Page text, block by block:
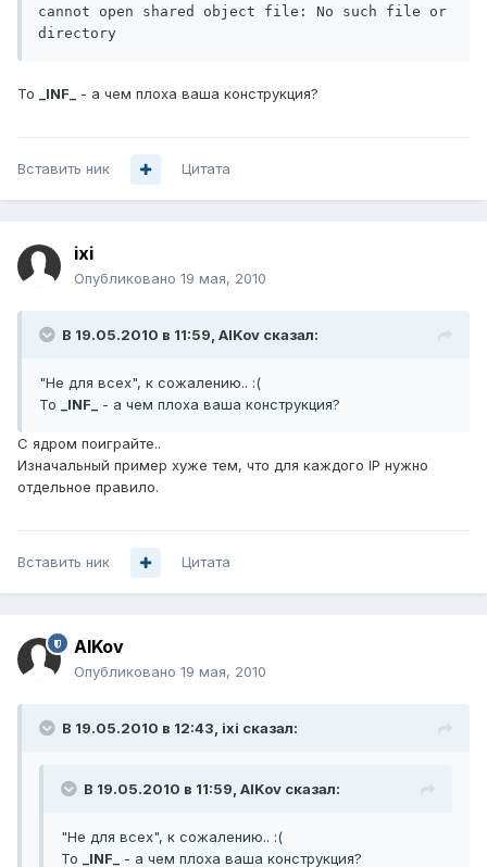
cannot open shared object file: No such file or
directory
To _INF_ - а чем плоха ваша конструкция?
Вставить ник Цитата
ixi
Опубликовано 19 мая, 2010
В 19.05.2010 в 11:59, AlKov сказал:
"Не для всех", к сожалению.. :(
To _INF_ - а чем плоха ваша конструкция?
С ядром поиграйте..
Изначальный пример хуже тем, что для каждого IP нужно
отдельное правило.
Вставить ник Цитата
AlKov
Опубликовано 19 мая, 2010
В 19.05.2010 в 12:43, ixi сказал:
В 19.05.2010 в 11:59, AlKov сказал:
"Не для всех", к сожалению.. :(
To _INF_ - а чем плоха ваша конструкция?